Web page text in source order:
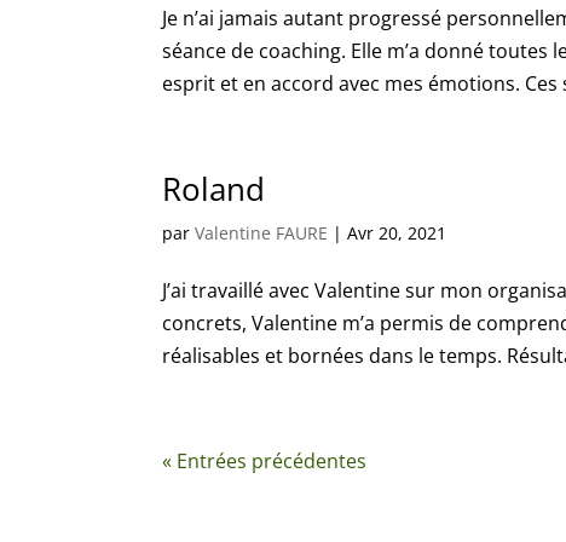
Je n’ai jamais autant progressé
séance de coaching. Elle m’a donné
esprit et en accord avec mes émotions.
Roland
parValentine FAURE |Avr 20, 2021
J’ai travaillé avec Valentine sur mon
concrets, Valentine m’a permis de
réalisables et bornées dans le temps.
« Entrées précédentes